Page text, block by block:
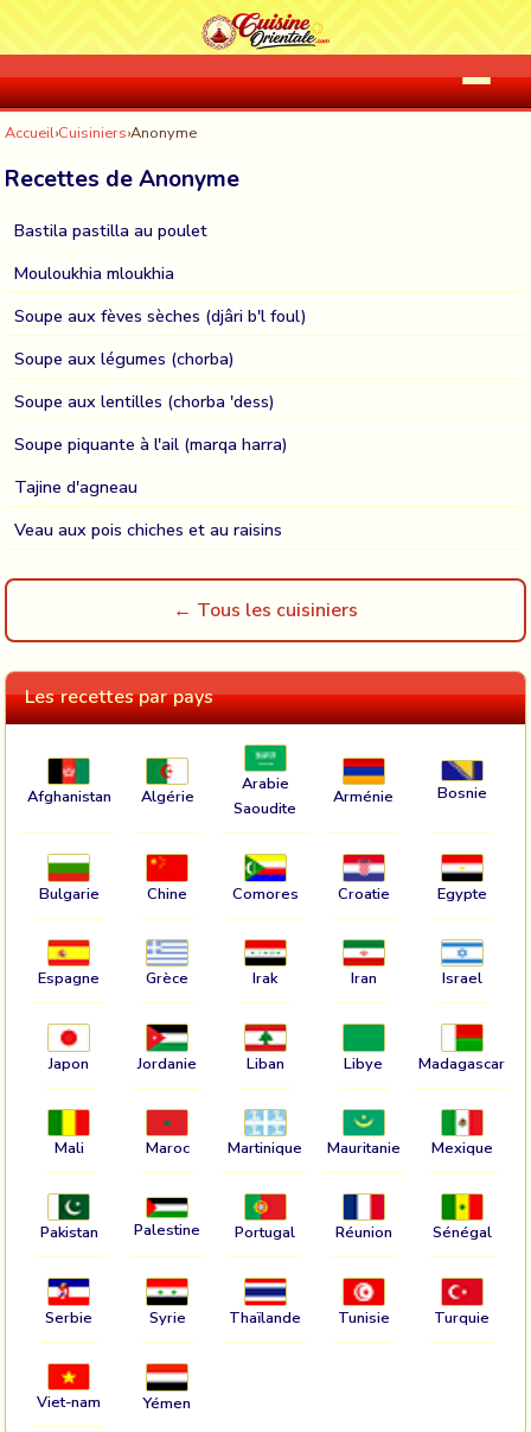
Accueil›Cuisiniers›Anonyme
Recettes de Anonyme
Bastila pastilla au poulet
Mouloukhia mloukhia
Soupe aux fèves sèches (djâri b'l foul)
Soupe aux légumes (chorba)
Soupe aux lentilles (chorba 'dess)
Soupe piquante à l'ail (marqa harra)
Tajine d'agneau
Veau aux pois chiches et au raisins
← Tous les cuisiniers
Les recettes par pays
Afghanistan Algérie
Arabie
Saoudite
Arménie Bosnie
Bulgarie Chine Comores Croatie Egypte
Espagne Grèce Irak Iran Israel
Japon Jordanie Liban Libye Madagascar
Mali Maroc Martinique Mauritanie Mexique
Pakistan Palestine Portugal Réunion Sénégal
Serbie Syrie Thaïlande Tunisie Turquie
Viet-nam Yémen